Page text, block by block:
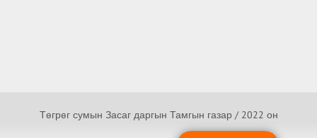
Төгрөг сумын Засаг даргын Тамгын газар / 2022 он